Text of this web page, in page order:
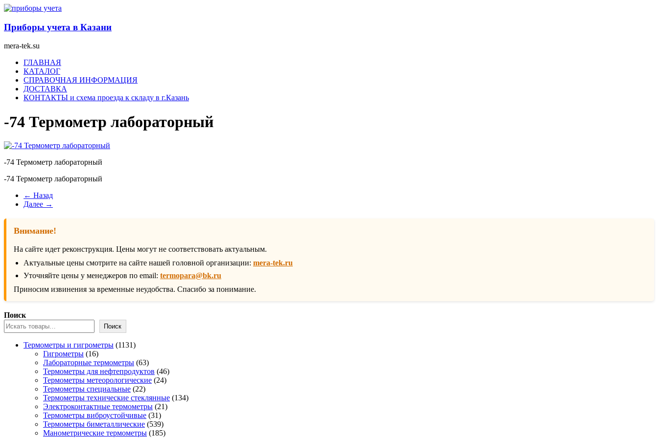
Перейти
содержимому
Приборы учета в Казани
mera-tek.su
МенюГЛАВНАЯ
КАТАЛОГ
СПРАВОЧНАЯ ИНФОРМАЦИЯ
ДОСТАВКА
КОНТАКТЫ и схема проезда к складу в г.Казань
-74 Термометр лабораторный
-74 Термометр лабораторный
-74 Термометр лабораторный
← Назад
Далее →
Внимание!
На сайте идет реконструкция. Цены могут не соответствовать актуальным.
Актуальные цены смотрите на сайте нашей головной организации: mera-tek.ru
Уточняйте цены у менеджеров по email: termopara@bk.ru
Приносим извинения за временные неудобства. Спасибо за понимание.
Поиск
Поиск
Термометры и гигрометры 11311131
Гигрометры 1616
товаров
Лабораторные термометры 6363
товара
Термометры для нефтепродуктов 4646
Термометры метеорологические 2424
Термометры специальные 2222
товара
Термометры технические стеклянные 134134
Электроконтактные термометры 2121
Термометры виброустойчивые 3131
товар
Термометры биметаллические 539539
товаров
Манометрические термометры 185185